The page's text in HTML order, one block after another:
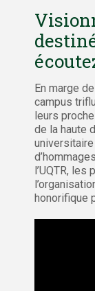
En marge
campus
leurs
de la haute
l’UQTR,
honorifique